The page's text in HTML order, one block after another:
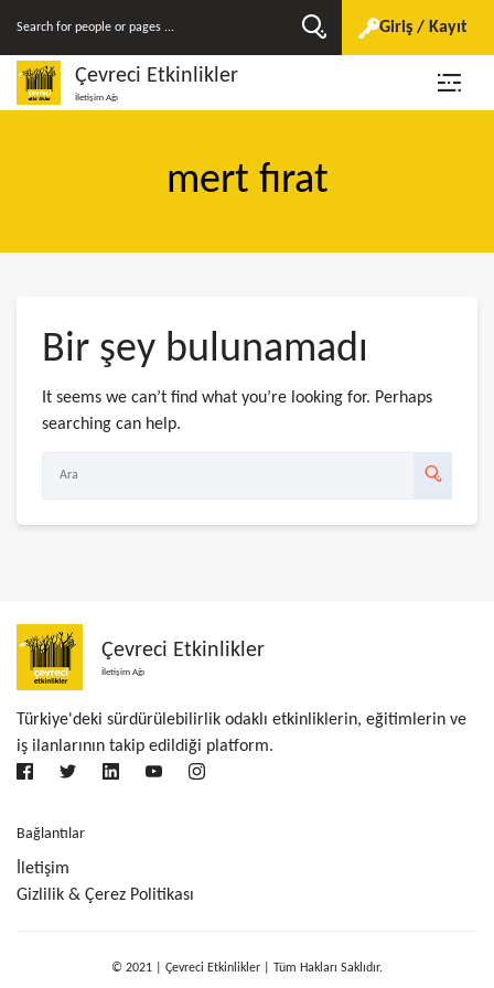
Giriş / Kayıt
Çevreci Etkinlikler
İletişim Ağı
mert fırat
Bir şey bulunamadı
It seems we can’t find what you’re looking for. Perhaps
searching can help.
Çevreci Etkinlikler
İletişim Ağı
Türkiye'deki sürdürülebilirlik odaklı etkinliklerin, eğitimlerin ve
iş ilanlarının takip edildiği platform.
Bağlantılar
İletişim
Gizlilik & Çerez Politikası
© 2021 | Çevreci Etkinlikler | Tüm Hakları Saklıdır.